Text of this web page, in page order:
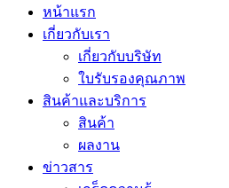
หน้าแรก
เกี่ยวกับเรา
เกี่ยวกับบริษัท
ใบรับรองคุณภาพ
สินค้าและบริการ
สินค้า
ผลงาน
ข่าวสาร